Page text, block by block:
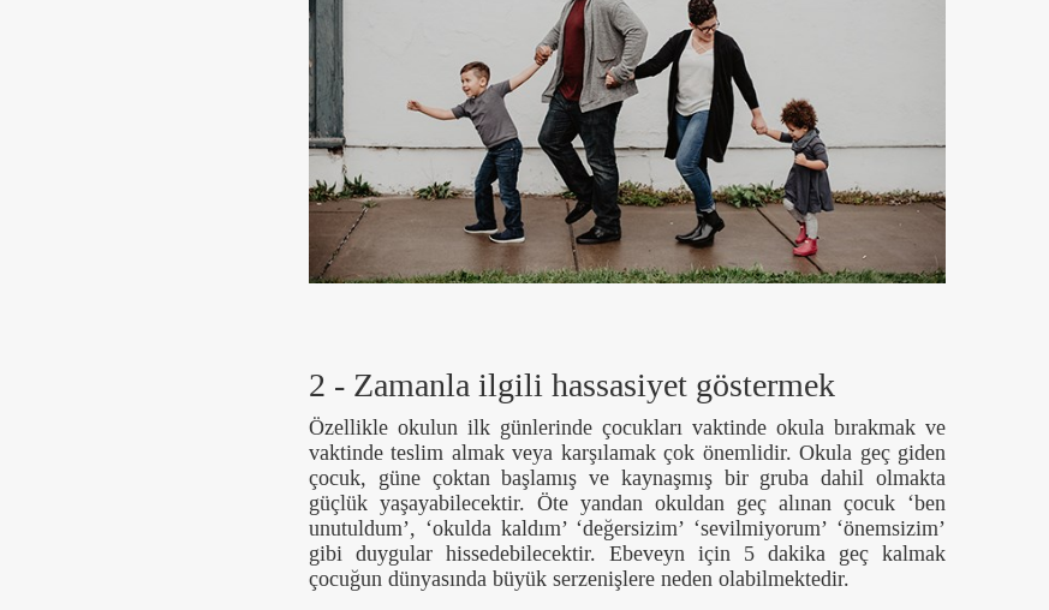
2 - Zamanla ilgili hassasiyet göstermek
Özellikle okulun ilk günlerinde çocukları vaktinde okula bırakmak ve
vaktinde teslim almak veya karşılamak çok önemlidir. Okula geç giden
çocuk, güne çoktan başlamış ve kaynaşmış bir gruba dahil olmakta
güçlük yaşayabilecektir. Öte yandan okuldan geç alınan çocuk ‘ben
unutuldum’, ‘okulda kaldım’ ‘değersizim’ ‘sevilmiyorum’ ‘önemsizim’
gibi duygular hissedebilecektir. Ebeveyn için 5 dakika geç kalmak
çocuğun dünyasında büyük serzenişlere neden olabilmektedir.